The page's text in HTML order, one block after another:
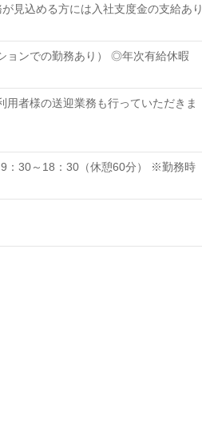
見込める方には入社支度金の支給あり
ョンでの勤務あり） ◎年次有給休暇
者様の送迎業務も行っていただきま
：30～18：30（休憩60分） ※勤務時